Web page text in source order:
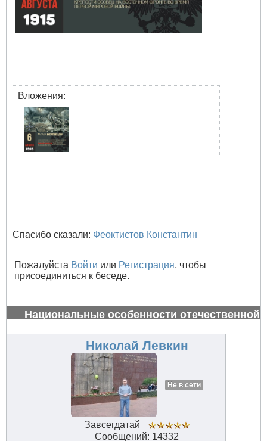
Вложения:
Спасибо сказали: Феоктистов Константин
Пожалуйста Войти или Регистрация, чтобы
присоединиться к беседе.
Национальные особенности отечественной
Николай Левкин
Не в сети
Завсегдатай
Сообщений: 14332